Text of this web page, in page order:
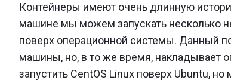
Контейнеры имеют очень длинную
машине мы можем запускать несколько
поверх операционной системы. Данный
машины, но, в то же время, накладывает
запустить CentOS Linux поверх Ubuntu,